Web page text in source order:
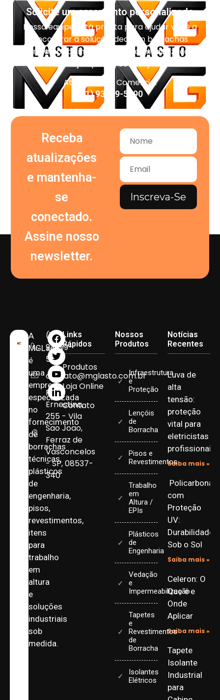
Solicite um orçamento personalizado
Nossa equipe está pronta para ajudar você a
encontrar a solução ideal em borrachas
técnicas, pisos industriais, impermeabilização e
vedação para o seu projeto.
Atendimento Comercial
(11) 93959-5090
Receba
atualizações
e mantenha-
se
conectado.
Assine nosso
newsletter.
Inscreva-Se
A
MGLasto
é
uma
empresa
especializada
no
fornecimento
de
borrachas
técnicas,
plásticos
de
engenharia,
pisos,
revestimentos,
itens
para
trabalho
em
altura
e
soluções
industriais
sob
medida.
(11)
93959-
5090
contato@mglasto.com.br
Rua
Ernestina,
255 - Vila
Sao Joao,
Ferraz de
Vasconcelos
- SP, 08537-
340
Links
Rápidos
Produtos
Loja Online
Contato
Nossos
Produtos
Infraestrutura
e
Proteção
Lençóis
de
Borracha
Pisos e
Revestimentos
Trabalho
em
Altura /
EPIs
Plásticos
de
Engenharia
Vedação
e
Impermeabilização
Tapetes
e
Revestimentos
de
Borracha
Isolantes
Elétricos
Notícias
Recentes
Luva de
alta
tensão:
proteção
vital para
eletricistas
profissionais
Saiba mais »
com
Proteção
UV:
Durabilidade
Sob o Sol
Saiba mais »
Celeron: O
Que é e
Onde
Aplicar
Saiba mais »
Tapete
Isolante
Industrial
para